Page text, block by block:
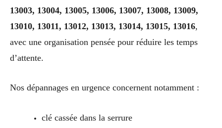
13003, 13004, 13005, 13006, 13007, 13008, 13009,
13010, 13011, 13012, 13013, 13014, 13015, 13016,
avec une organisation pensée pour réduire les temps
d’attente.
Nos dépannages en urgence concernent notamment :
clé cassée dans la serrure